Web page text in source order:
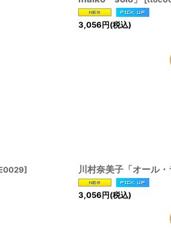
3,056円(税込)
] 川村奈美子「オール・
3,056円(税込)